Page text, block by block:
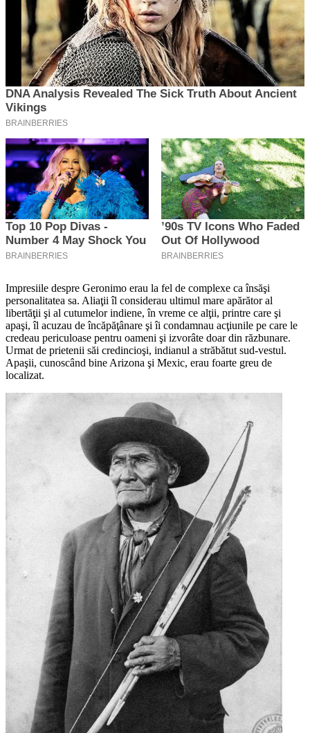
Impresiile despre Geronimo erau la fel de complexe ca însăşi
personalitatea sa. Aliaţii îl considerau ultimul mare apărător al
libertăţii şi al cutumelor indiene, în vreme ce alţii, printre care şi
apaşi, îl acuzau de încăpăţânare şi îi condamnau acţiunile pe care le
credeau periculoase pentru oameni şi izvorâte doar din răzbunare.
Urmat de prietenii săi credincioşi, indianul a străbătut sud-vestul.
Apaşii, cunoscând bine Arizona şi Mexic, erau foarte greu de
localizat.